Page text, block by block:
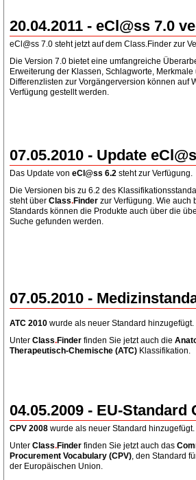
20.04.2011 - eCl@ss 7.0
eCl@ss 7.0 steht jetzt auf dem Class.Finder zur
Die Version 7.0 bietet eine umfangreiche
Erweiterung der Klassen, Schlagworte, Merkmale
Differenzlisten zur Vorgängerversion können auf
Verfügung gestellt werden.
07.05.2010 - Update
Das Update von eCl@ss 6.2 steht zur Verfügung.
Die Versionen bis zu 6.2 des
steht über Class.Finder zur Verfügung. Wie auch
Standards können die Produkte auch über die
Suche gefunden werden.
07.05.2010 -
ATC 2010 wurde als neuer Standard hinzugefügt.
Unter Class.Finder finden Sie jetzt auch die
Therapeutisch-Chemische (ATC) Klassifikation.
04.05.2009 - EU-Standard
CPV 2008 wurde als neuer Standard hinzugefügt.
Unter Class.Finder finden Sie jetzt auch das
Procurement Vocabulary (CPV), den Standard
der Europäischen Union.